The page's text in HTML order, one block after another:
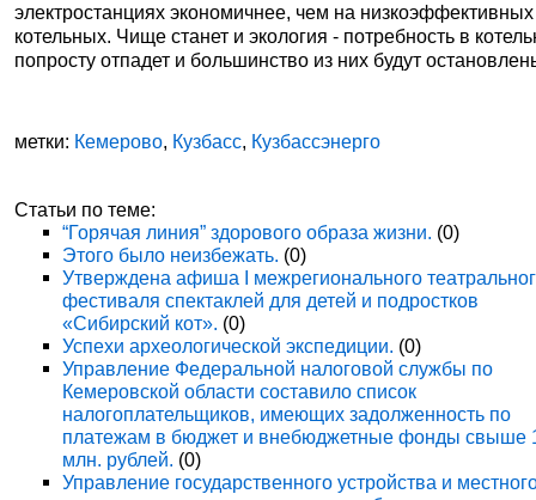
электростанциях экономичнее, чем на низкоэффективных
котельных. Чище станет и экология - потребность в
попросту отпадет и большинство из них будут
метки: Кемерово, Кузбасс, Кузбассэнерго
Статьи по теме:
“Горячая линия” здорового образа жизни. (0)
Этого было неизбежать. (0)
Утверждена афиша I межрегионального
фестиваля спектаклей для детей и подростков
«Сибирский кот». (0)
Успехи археологической экспедиции. (0)
Управление Федеральной налоговой службы по
Кемеровской области составило список
налогоплательщиков, имеющих задолженность по
платежам в бюджет и внебюджетные фонды свыше
млн. рублей. (0)
Управление государственного устройства и